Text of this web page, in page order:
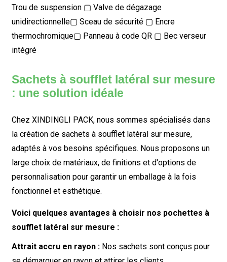
Trou de suspension ▢ Valve de dégazage
unidirectionnelle▢ Sceau de sécurité ▢ Encre
thermochromique▢ Panneau à code QR ▢ Bec verseur
intégré
Sachets à soufflet latéral sur mesure
: une solution idéale
Chez XINDINGLI PACK, nous sommes spécialisés dans
la création de sachets à soufflet latéral sur mesure,
adaptés à vos besoins spécifiques. Nous proposons un
large choix de matériaux, de finitions et d'options de
personnalisation pour garantir un emballage à la fois
fonctionnel et esthétique.
Voici quelques avantages à choisir nos pochettes à
soufflet latéral sur mesure :
Attrait accru en rayon : Nos sachets sont conçus pour